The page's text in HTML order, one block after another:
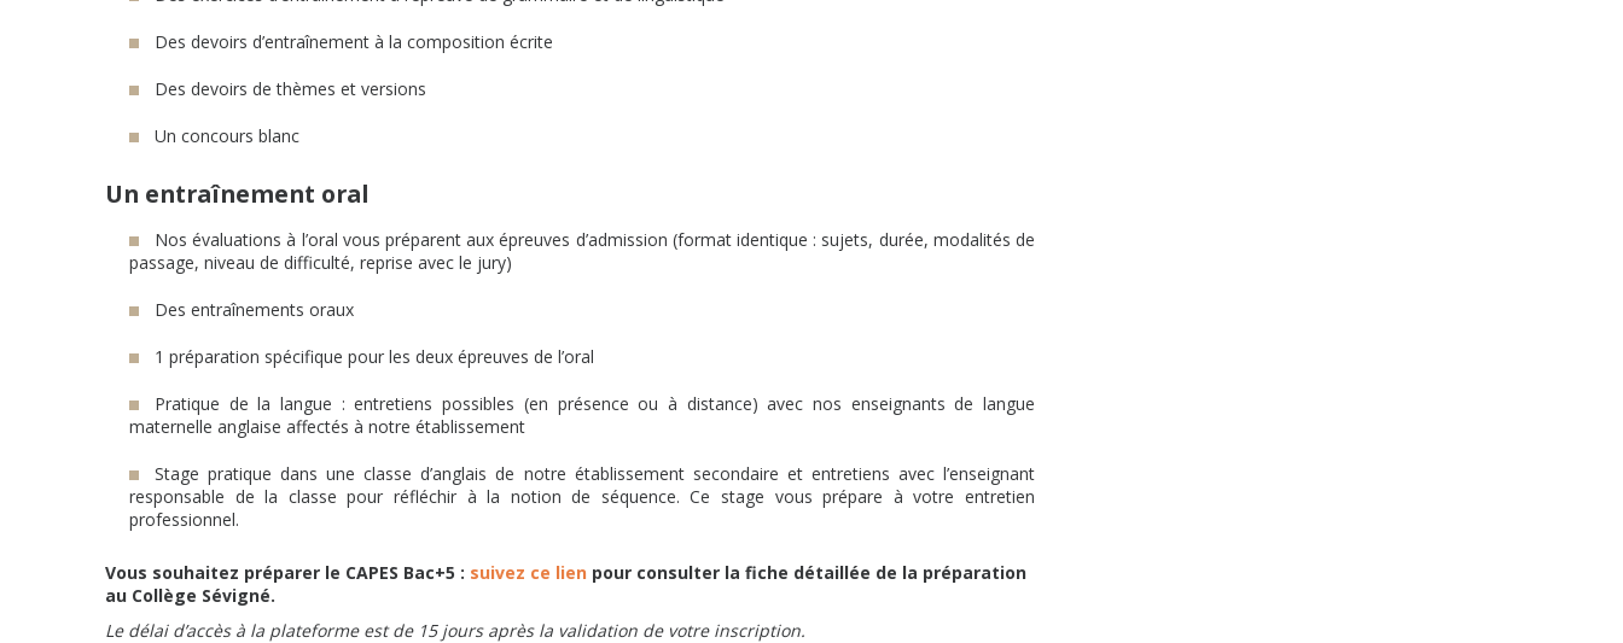
Des devoirs d’entraînement à la composition écrite
Des devoirs de thèmes et versions
Un concours blanc
Un entraînement oral
Nos évaluations à l’oral vous préparent aux épreuves d’admission (format identique : sujets, durée, modalités de
passage, niveau de difficulté, reprise avec le jury)
Des entraînements oraux
1 préparation spécifique pour les deux épreuves de l’oral
Pratique de la langue : entretiens possibles (en présence ou à distance) avec nos enseignants de langue
maternelle anglaise affectés à notre établissement
Stage pratique dans une classe d’anglais de notre établissement secondaire et entretiens avec l’enseignant
responsable de la classe pour réfléchir à la notion de séquence. Ce stage vous prépare à votre entretien
professionnel.
Vous souhaitez préparer le CAPES Bac+5 : suivez ce lien pour consulter la fiche détaillée de la préparation
au Collège Sévigné.
Le délai d’accès à la plateforme est de 15 jours après la validation de votre inscription.